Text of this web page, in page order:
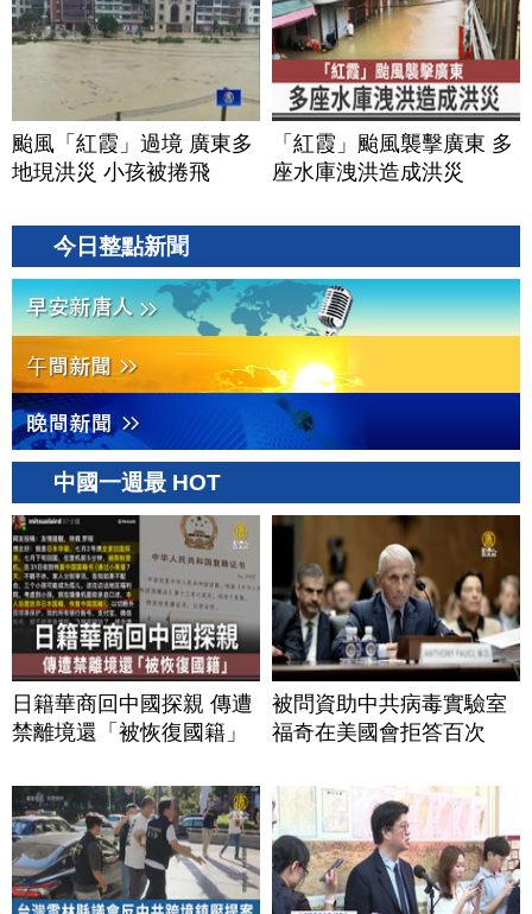
颱風「紅霞」過境 廣東多
地現洪災 小孩被捲飛
「紅霞」颱風襲擊廣東 多
座水庫洩洪造成洪災
今日整點新聞
中國一週最 HOT
日籍華商回中國探親 傳遭
禁離境還「被恢復國籍」
被問資助中共病毒實驗室
福奇在美國會拒答百次